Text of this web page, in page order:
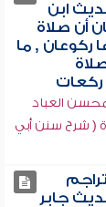
ابن
أن صلاة
ركوعان , ما
ركعات
العباد
( شرح سنن أبي
تراجم
جابر